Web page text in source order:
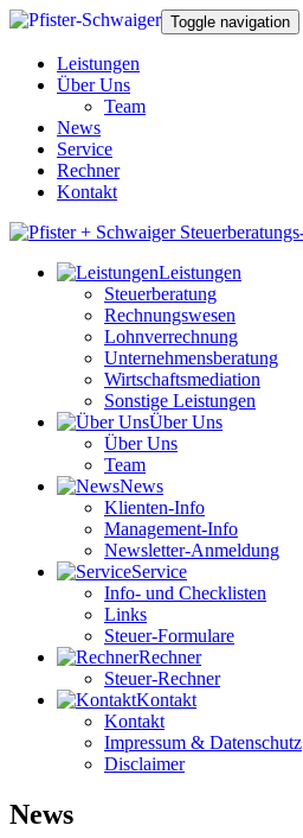
Toggle navigation
Leistungen
Über Uns
Team
News
Service
Rechner
Kontakt
Leistungen
Steuerberatung
Rechnungswesen
Lohnverrechnung
Unternehmensberatung
Wirtschaftsmediation
Sonstige Leistungen
Über Uns
Über Uns
Team
News
Klienten-Info
Management-Info
Newsletter-Anmeldung
Service
Info- und Checklisten
Links
Steuer-Formulare
Rechner
Steuer-Rechner
Kontakt
Kontakt
Impressum & Datenschutz
Disclaimer
News